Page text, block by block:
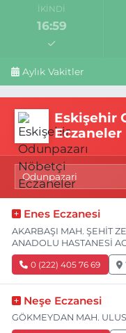
İKINDI
16:59
Aylık Vakitler
Eskişehir
Eczaneler
Enes Eczanesi
AKARBAŞI MAH. ŞEHİT
ANADOLU HASTANESİ
0 (222) 405 76 69
Neşe Eczanesi
GÖKMEYDAN MAH.